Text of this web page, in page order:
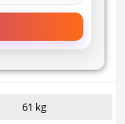
61 kg